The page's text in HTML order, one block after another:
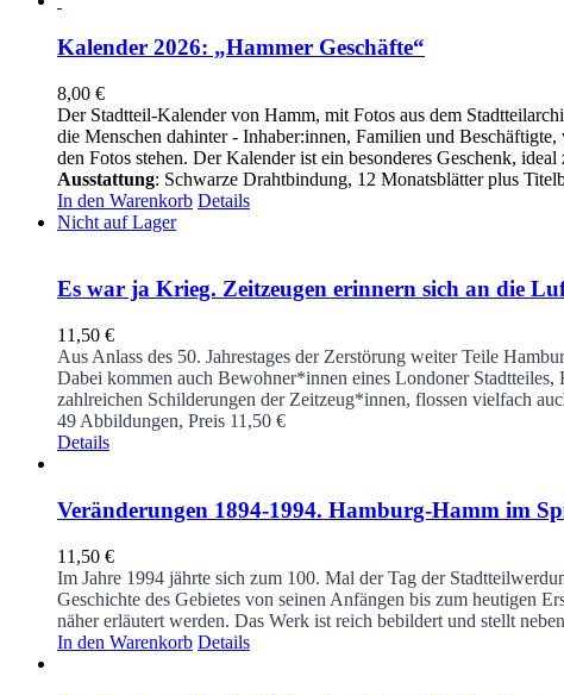
Kalender 2026: „Hammer Geschäfte“
8,00 €
Der Stadtteil-Kalender von Hamm, mit Fotos aus dem
die Menschen dahinter - Inhaber:innen, Familien und
den Fotos stehen. Der Kalender ist ein besonderes Geschenk,
Ausstattung: Schwarze Drahtbindung, 12 Monatsblätter plus
In den Warenkorb Details
Nicht auf Lager
Es war ja Krieg. Zeitzeugen erinnern sich an die
11,50 €
Aus Anlass des 50. Jahrestages der Zerstörung weiter Teile
Dabei kommen auch Bewohner*innen eines Londoner
zahlreichen Schilderungen der Zeitzeug*innen, flossen vielfach
49 Abbildungen, Preis 11,50 €
Details
Veränderungen 1894-1994. Hamburg-Hamm im
11,50 €
Im Jahre 1994 jährte sich zum 100. Mal der Tag der
Geschichte des Gebietes von seinen Anfängen bis zum heutigen
näher erläutert werden. Das Werk ist reich bebildert und stellt
In den Warenkorb Details